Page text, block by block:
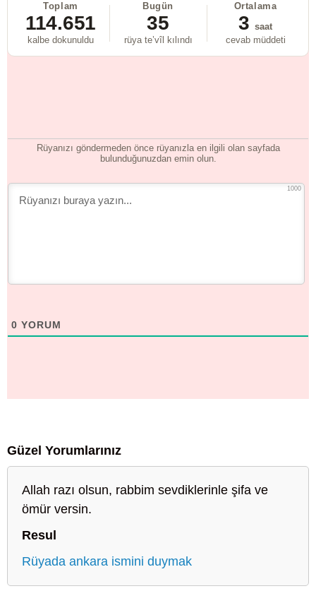
Toplam
114.651
kalbe dokunuldu
Bugün
35
rüya te’vîl kılındı
Ortalama
3 saat
cevab müddeti
Rüyanızı göndermeden önce rüyanızla en ilgili olan sayfada
bulunduğunuzdan emin olun.
1000
0 YORUM
Güzel Yorumlarınız
Allah razı olsun, rabbim sevdiklerinle şifa ve
ömür versin.
Resul
Rüyada ankara ismini duymak